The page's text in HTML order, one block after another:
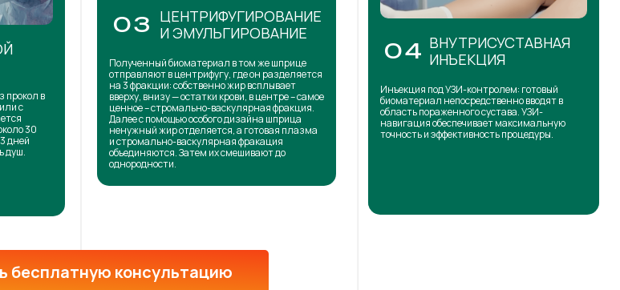
прокол в
с
30
дней
душ.
03 ЦЕНТРИФУГИРОВАНИЕ
И ЭМУЛЬГИРОВАНИЕ
Полученный биоматериал в том же шприце
отправляют в центрифугу, где он разделяется
на 3 фракции: собственно жир всплывает
вверху, внизу — остатки крови, в центре – самое
ценное – стромально-васкулярная фракция.
Далее с помощью особого дизайна шприца
ненужный жир отделяется, а готовая плазма
и стромально-васкулярная фракация
объединяются. Затем их смешивают до
однородности.
04 ВНУТРИСУСТАВНАЯ
ИНЪЕКЦИЯ
Инъекция под УЗИ-контролем: готовый
биоматериал непосредственно вводят в
область пораженного сустава. УЗИ-
навигация обеспечивает максимальную
точность и эффективность процедуры.
бесплатную консультацию